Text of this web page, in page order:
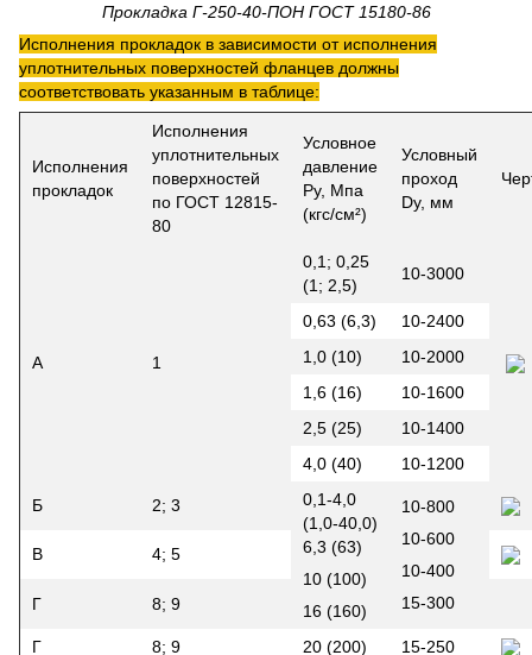
Прокладка Г-250-40-ПОН ГОСТ 15180-86
Исполнения прокладок в зависимости от исполнения
уплотнительных поверхностей фланцев должны
соответствовать указанным в таблице:
Исполнения
прокладок
Исполнения
уплотнительных
поверхностей
по ГОСТ 12815-
80
Условное
давление
Ру, Мпа
(кгс/см²)
Условный
проход
Dу, мм
А 1
0,1; 0,25
(1; 2,5)
10-3000
0,63 (6,3)
10-2400
1,0 (10)
10-2000
1,6 (16)
10-1600
2,5 (25)
10-1400
4,0 (40)
10-1200
Б 2; 3
0,1-4,0
(1,0-40,0)
6,3 (63)
10 (100)
16 (160)
10-800
10-600
10-400
15-300
В 4; 5
Г 8; 9
Г 8; 9 20 (200) 15-250